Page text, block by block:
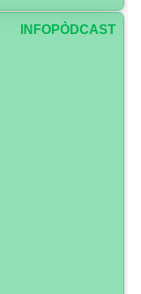
INFOPÒDCAST